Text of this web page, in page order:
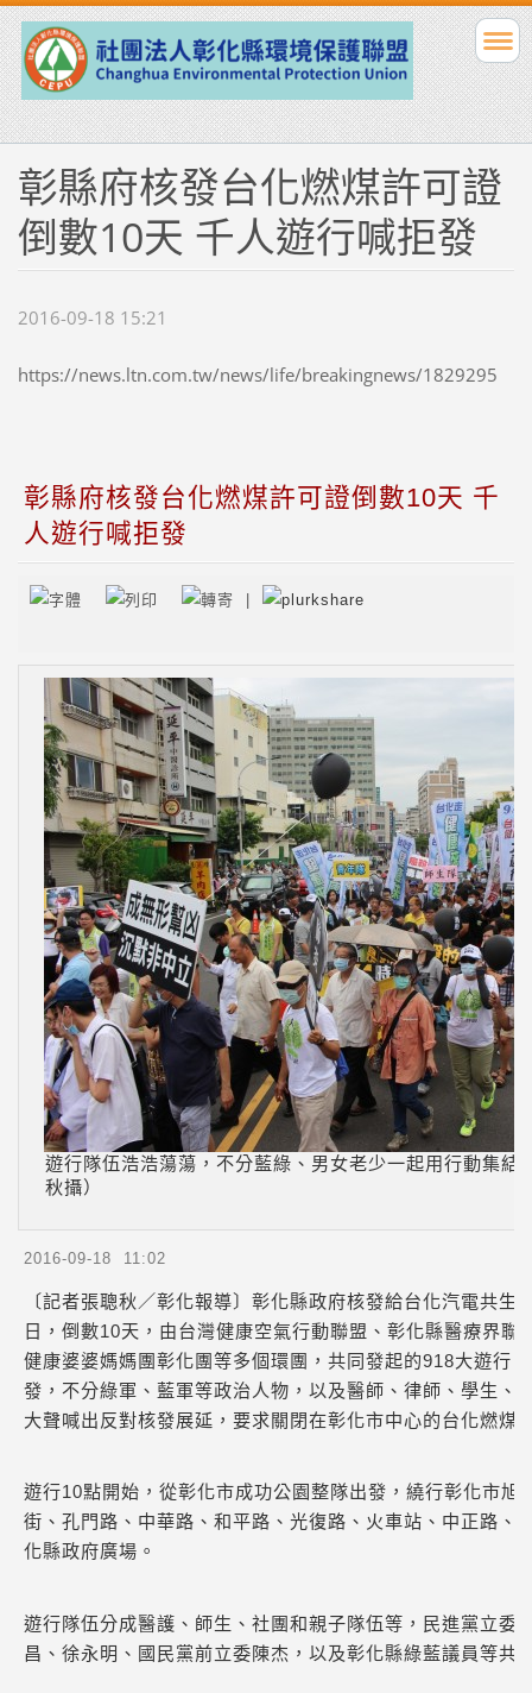
彰縣府核發台化燃煤許可證
倒數10天 千人遊行喊拒發
2016-09-18 15:21
https://news.ltn.com.tw/news/life/breakingnews/1829295
彰縣府核發台化燃煤許可證倒數10天 千
人遊行喊拒發
遊行隊伍浩浩蕩蕩，不分藍綠、男女老少一起用行動集結
秋攝）
2016-09-18 11:02
〔記者張聰秋／彰化報導〕彰化縣政府核發給台化汽電共生
日，倒數10天，由台灣健康空氣行動聯盟、彰化縣醫療界聯
健康婆婆媽媽團彰化團等多個環團，共同發起的918大遊行
發，不分綠軍、藍軍等政治人物，以及醫師、律師、學生、
大聲喊出反對核發展延，要求關閉在彰化市中心的台化燃煤
遊行10點開始，從彰化市成功公園整隊出發，繞行彰化市旭
街、孔門路、中華路、和平路、光復路、火車站、中正路、
化縣政府廣場。
遊行隊伍分成醫護、師生、社團和親子隊伍等，民進黨立委
昌、徐永明、國民黨前立委陳杰，以及彰化縣綠藍議員等共